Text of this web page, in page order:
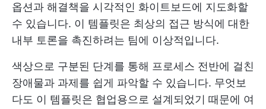
옵션과 해결책을 시각적인 화이트보드에 지도화할
수 있습니다. 이 템플릿은 최상의 접근 방식에 대한
내부 토론을 촉진하려는 팀에 이상적입니다.
색상으로 구분된 단계를 통해 프로세스 전반에 걸친
장애물과 과제를 쉽게 파악할 수 있습니다. 무엇보
다도 이 템플릿은 협업용으로 설계되었기 때문에 여